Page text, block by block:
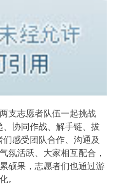
支志愿者队伍一起挑战
协同作战、解手链、拔
感受团队合作、沟通及
氛活跃、大家相互配合，
硕果，志愿者们也通过游
。